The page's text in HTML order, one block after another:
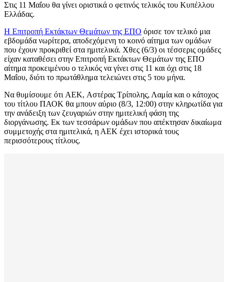
Στις 11 Μαΐου θα γίνει οριστικά ο φετινός τελικός του Κυπέλλου
Ελλάδας.
Η Επιτροπή Εκτάκτων Θεμάτων της ΕΠΟ όρισε τον τελικό μια
εβδομάδα νωρίτερα, αποδεχόμενη το κοινό αίτημα των ομάδων
που έχουν προκριθεί στα ημιτελικά. Χθες (6/3) οι τέσσερις ομάδες
είχαν καταθέσει στην Επιτροπή Εκτάκτων Θεμάτων της ΕΠΟ
αίτημα προκειμένου ο τελικός να γίνει στις 11 και όχι στις 18
Μαΐου, διότι το πρωτάθλημα τελειώνει στις 5 του μήνα.
Να θυμίσουμε ότι AEK, Αστέρας Τρίπολης, Λαμία και ο κάτοχος
του τίτλου ΠΑΟΚ θα μπουν αύριο (8/3, 12:00) στην κληρωτίδα για
την ανάδειξη των ζευγαριών στην ημιτελική φάση της
διοργάνωσης. Εκ των τεσσάρων ομάδων που απέκτησαν δικαίωμα
συμμετοχής στα ημιτελικά, η ΑΕΚ έχει ιστορικά τους
περισσότερους τίτλους.